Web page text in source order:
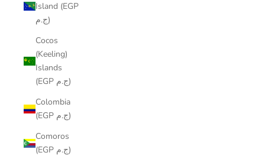
Island (EGP
ج.م)
Cocos
(Keeling)
Islands
(EGP ج.م)
Colombia
(EGP ج.م)
Comoros
(EGP ج.م)